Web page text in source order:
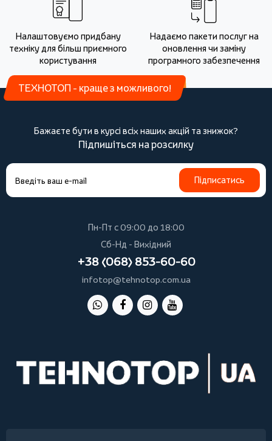
Налаштовуємо придбану
техніку для більш приємного
користування
Надаємо пакети послуг на
оновлення чи заміну
програмного забезпечення
ТЕХНОТОП - краще з можливого!
Бажаєте бути в курсі всіх наших акцій та знижок?
Підпишіться на розсилку
Підписатись
Пн-Пт с 09:00 до 18:00
Сб-Нд - Вихідний
+38 (068) 853-60-60
infotop@tehnotop.com.ua